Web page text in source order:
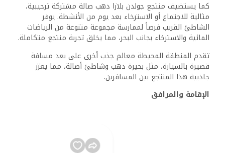
كما يستضيف منتجع جولدن بلازا دهب صالة مشتركة ترحيبية،
مثالية للاجتماع أو الاسترخاء بعد يوم من الأنشطة. يوفر
الشاطئ القريب فرصاً لممارسة مجموعة متنوعة من الرياضات
المائية والاسترخاء بجانب البحر، مما يخلق تجربة منتجع متكاملة.
تقدم المنطقة المحيطة معالم جذب أخرى على بعد مسافة
قصيرة بالسيارة، مثل بحيرة دهب وشاطئ أصالة، مما يعزز
جاذبية هذا المنتجع بين المسافرين.
الإقامة والمرافق